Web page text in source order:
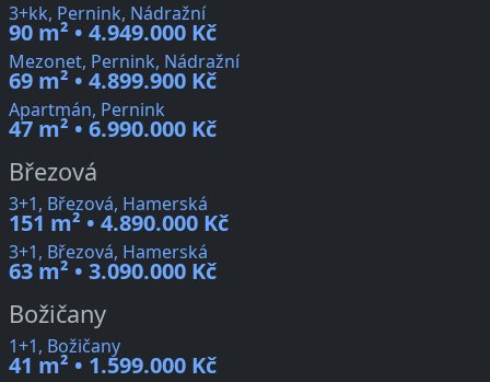
3+kk, Pernink, Nádražní
90 m² • 4.949.000 Kč
Mezonet, Pernink, Nádražní
69 m² • 4.899.900 Kč
Apartmán, Pernink
47 m² • 6.990.000 Kč
Březová
3+1, Březová, Hamerská
151 m² • 4.890.000 Kč
3+1, Březová, Hamerská
63 m² • 3.090.000 Kč
Božičany
1+1, Božičany
41 m² • 1.599.000 Kč